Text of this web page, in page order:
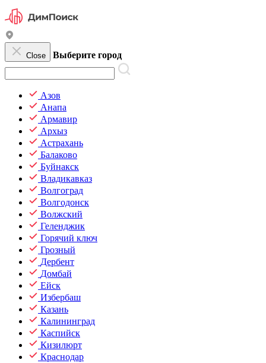
Close Выберите город
Азов
Анапа
Армавир
Архыз
Астрахань
Балаково
Буйнакск
Владикавказ
Волгоград
Волгодонск
Волжский
Геленджик
Горячий ключ
Грозный
Дербент
Домбай
Ейск
Избербаш
Казань
Калининград
Каспийск
Кизилюрт
Краснодар